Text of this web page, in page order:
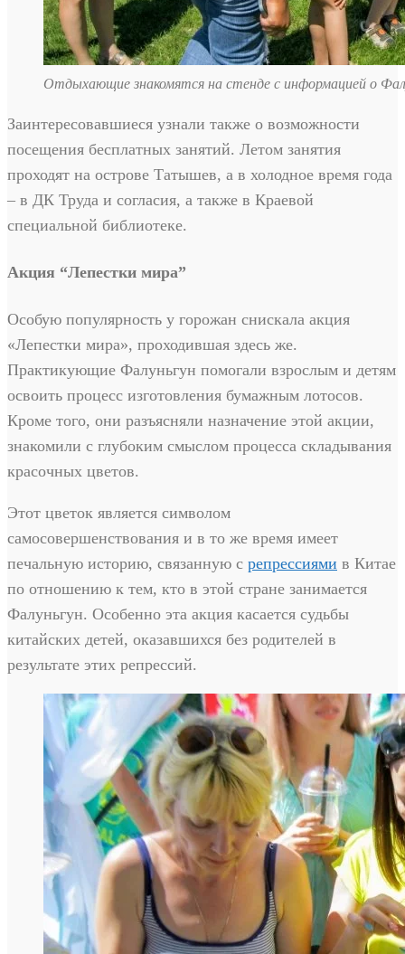
Отдыхающие знакомятся на стенде с информацией о
Заинтересовавшиеся узнали также о возможности
посещения бесплатных занятий. Летом занятия
проходят на острове Татышев, а в холодное время года
– в ДК Труда и согласия, а также в Краевой
специальной библиотеке.
Акция “Лепестки мира”
Особую популярность у горожан снискала акция
«Лепестки мира», проходившая здесь же.
Практикующие Фалуньгун помогали взрослым и детям
освоить процесс изготовления бумажным лотосов.
Кроме того, они разъясняли назначение этой акции,
знакомили с глубоким смыслом процесса складывания
красочных цветов.
Этот цветок является символом
самосовершенствования и в то же время имеет
печальную историю, связанную с репрессиями в Китае
по отношению к тем, кто в этой стране занимается
Фалуньгун. Особенно эта акция касается судьбы
китайских детей, оказавшихся без родителей в
результате этих репрессий.